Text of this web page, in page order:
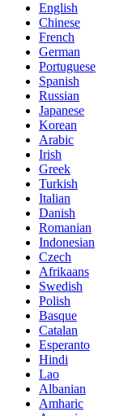
English
Chinese
French
German
Portuguese
Spanish
Russian
Japanese
Korean
Arabic
Irish
Greek
Turkish
Italian
Danish
Romanian
Indonesian
Czech
Afrikaans
Swedish
Polish
Basque
Catalan
Esperanto
Hindi
Lao
Albanian
Amharic